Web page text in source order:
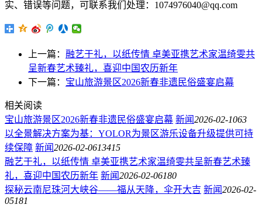
实、错误等问题，可联系我们处理：1074976040@qq.com
上一篇： 融艺于礼，以纸传情 卓美亚携艺术家温绮雯共
呈新春艺术臻礼，喜迎中国农历新年
下一篇： 宝山旅游景区2026新春非遗民俗盛宴启幕
相关阅读
宝山旅游景区2026新春非遗民俗盛宴启幕 新闻2026-02-1063
以全景解决方案为基：YOLOR为景区游乐设备升级提供可持
续保障 新闻2026-02-0613415
融艺于礼，以纸传情 卓美亚携艺术家温绮雯共呈新春艺术臻
礼，喜迎中国农历新年 新闻2026-02-06180
探秘云南尼珠河大峡谷——福从天降，伞开大吉 新闻2026-02-
05181